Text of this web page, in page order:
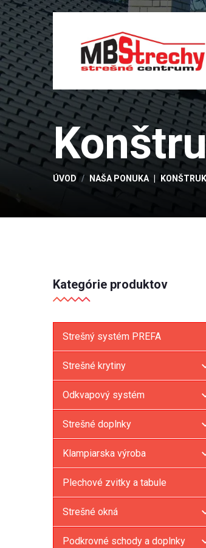
ÚVOD NAŠA PONUKA
Kategórie produktov
Strešný systém PREFA
Strešné krytiny
Odkvapový systém
Strešné doplnky
Klampiarska výroba
Plechové zvitky a tabule
Strešné okná
Podkrovné schody a doplnky